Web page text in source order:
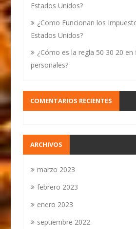
Estados Unidos?
¿Como Funcionan los
Estados Unidos?
¿Cómo es la regla 50 30 20 en
personales?
COMENTARIOS RECIENTES
ARCHIVOS
marzo 2023
febrero 2023
enero 2023
septiembre 2022